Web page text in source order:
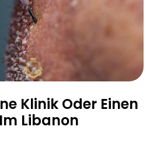
Klinik Oder Einen
Libanon